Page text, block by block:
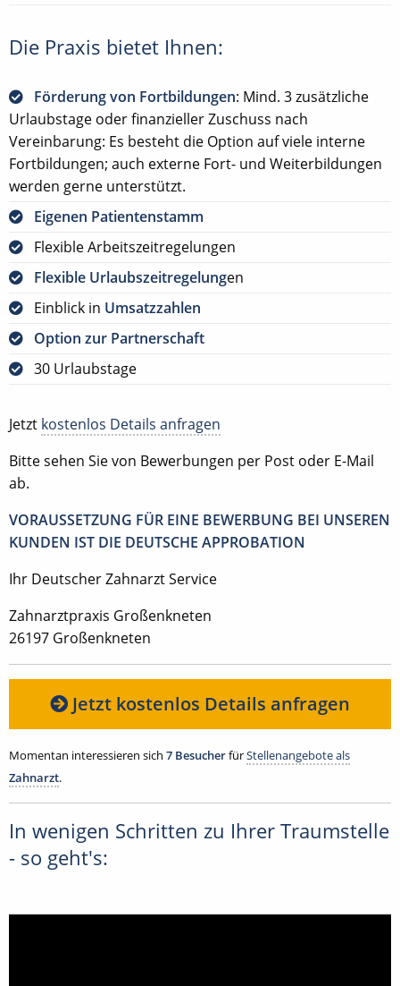
Die Praxis bietet Ihnen:
Förderung von Fortbildungen: Mind. 3 zusätzliche
Urlaubstage oder finanzieller Zuschuss nach
Vereinbarung: Es besteht die Option auf viele interne
Fortbildungen; auch externe Fort- und Weiterbildungen
werden gerne unterstützt.
Eigenen Patientenstamm
Flexible Arbeitszeitregelungen
Flexible Urlaubszeitregelungen
Einblick in Umsatzzahlen
Option zur Partnerschaft
30 Urlaubstage
Jetzt kostenlos Details anfragen
Bitte sehen Sie von Bewerbungen per Post oder E-Mail
ab.
VORAUSSETZUNG FÜR EINE BEWERBUNG BEI UNSEREN
KUNDEN IST DIE DEUTSCHE APPROBATION
Ihr Deutscher Zahnarzt Service
Zahnarztpraxis Großenkneten
26197 Großenkneten
Jetzt kostenlos Details anfragen
Momentan interessieren sich 7 BesucherfürStellenangebote als
Zahnarzt.
In wenigen Schritten zu Ihrer Traumstelle
- so geht's: